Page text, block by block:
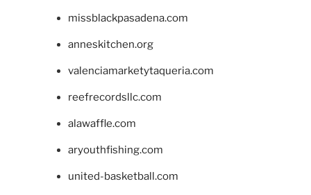
missblackpasadena.com
anneskitchen.org
valenciamarketytaqueria.com
reefrecordsllc.com
alawaffle.com
aryouthfishing.com
united-basketball.com